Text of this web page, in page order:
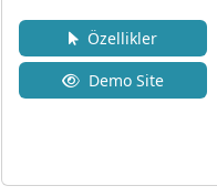
Özellikler
Demo Site